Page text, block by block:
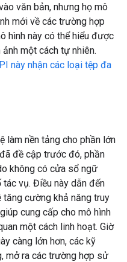
văn bản, nhưng họ mô
mới về các trường hợp
hình này có thể hiểu được
một cách tự nhiên.
này nhận các loại tệp đa
làm nền tảng cho phần lớn
đề cập trước đó, phần
không có cửa sổ ngữ
vụ. Điều này dẫn đến
tăng cường khả năng truy
cung cấp cho mô hình
một cách linh hoạt. Giờ
càng lớn hơn, các kỹ
mở ra các trường hợp sử